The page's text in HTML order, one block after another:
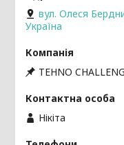
вул. Олеся
Україна
TEHNO
Нікіта